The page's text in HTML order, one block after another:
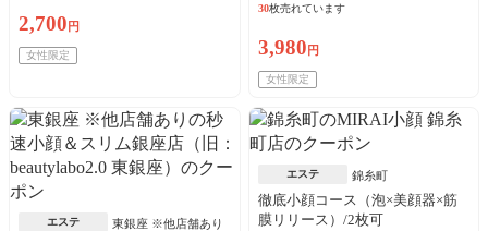
2,700 円
女性限定
30枚売れています
3,980 円
女性限定
エステ 東銀座 ※他店舗あり
エステ 錦糸町
徹底小顔コース（泡×美顔器×筋
膜リリース）/2枚可